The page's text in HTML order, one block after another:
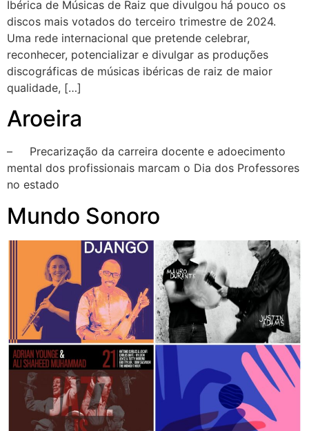
Ibérica de Músicas de Raiz que divulgou há pouco os
discos mais votados do terceiro trimestre de 2024.
Uma rede internacional que pretende celebrar,
reconhecer, potencializar e divulgar as produções
discográficas de músicas ibéricas de raiz de maior
qualidade, […]
Aroeira
– Precarização da carreira docente e adoecimento
mental dos profissionais marcam o Dia dos Professores
no estado
Mundo Sonoro